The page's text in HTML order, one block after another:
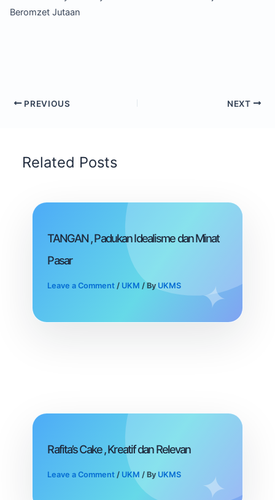
Beromzet Jutaan
PREVIOUS NEXT
Related Posts
TANGAN , Padukan Idealisme dan Minat
Pasar
Leave a Comment / UKM / By UKMS
Rafita’s Cake , Kreatif dan Relevan
Leave a Comment / UKM / By UKMS